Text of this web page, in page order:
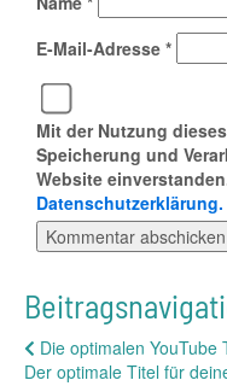
E-Mail-Adresse *
Mit der Nutzung
Speicherung und
Website
Datenschutzerklärung.
Die optimalen YouTube
Der optimale Titel für